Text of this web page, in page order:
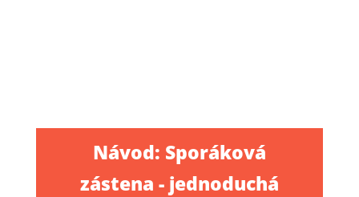
Návod: Sporáková
zástena - jednoduchá